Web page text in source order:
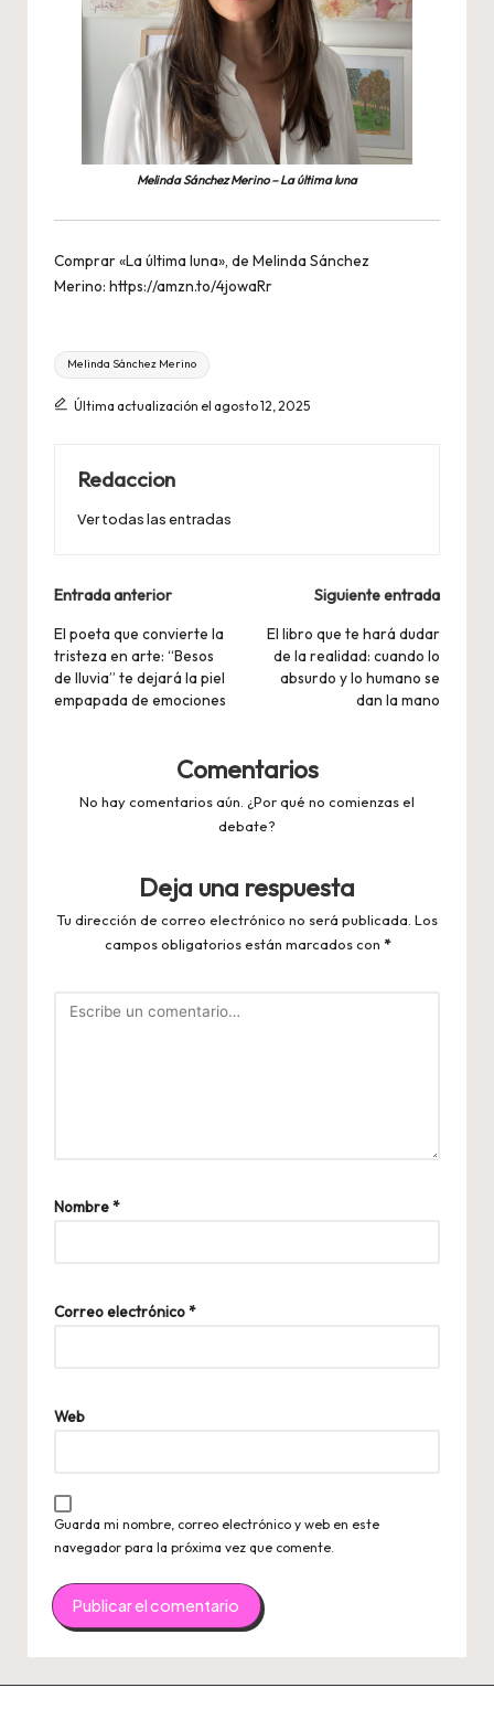
Melinda Sánchez Merino – La última luna
Comprar «La última luna», de Melinda Sánchez
Merino: https://amzn.to/4jowaRr
Etiquetas:
Melinda Sánchez Merino
Última actualización el agosto 12, 2025
Redaccion
Ver todas las entradas
Navegación
de
entradas
Entrada anterior
El poeta que convierte la
tristeza en arte: “Besos
de lluvia” te dejará la piel
empapada de emociones
Siguiente entrada
El libro que te hará dudar
de la realidad: cuando lo
absurdo y lo humano se
dan la mano
Comentarios
No hay comentarios aún. ¿Por qué no comienzas el
debate?
Deja una respuesta
Tu dirección de correo electrónico no será publicada. Los
campos obligatorios están marcados con *
Nombre*
Correo electrónico*
Web
Guarda mi nombre, correo electrónico y web en este
navegador para la próxima vez que comente.